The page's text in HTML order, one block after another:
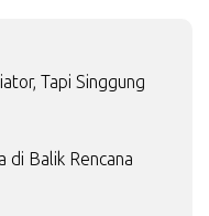
Tapi Singgung
di Balik Rencana